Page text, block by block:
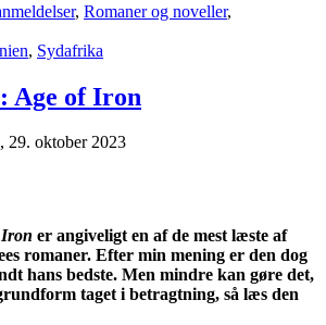
, Romaner og noveller,
, Sydafrika
Age of Iron
, 29. oktober 2023
er angiveligt en af de mest læste af
romaner. Efter min mening er den dog
hans bedste. Men mindre kan gøre det,
taget i betragtning, så læs den